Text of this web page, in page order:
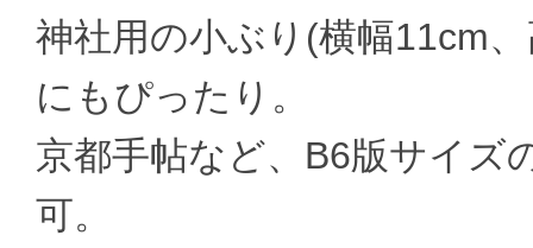
神社用の小ぶり(横幅11cm
にもぴったり。
京都手帖など、B6版サイズ
可。